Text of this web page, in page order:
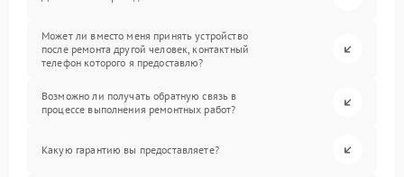
Может ли вместо меня принять устройство
после ремонта другой человек, контактный
телефон которого я предоставлю?
Возможно ли получать обратную связь в
процессе выполнения ремонтных работ?
Какую гарантию вы предоставляете?